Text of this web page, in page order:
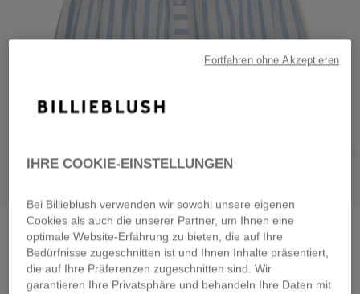
Striped top with straps white blue
€ 65,00
Pay in 4 interest-free instalments
IHRE COOKIE-EINSTELLUNGEN
Bei Billieblush verwenden wir sowohl unsere eigenen
Cookies als auch die unserer Partner, um Ihnen eine
optimale Website-Erfahrung zu bieten, die auf Ihre
Bedürfnisse zugeschnitten ist und Ihnen Inhalte präsentiert,
die auf Ihre Präferenzen zugeschnitten sind. Wir
garantieren Ihre Privatsphäre und behandeln Ihre Daten mit
Fortfahren ohne Akzeptieren